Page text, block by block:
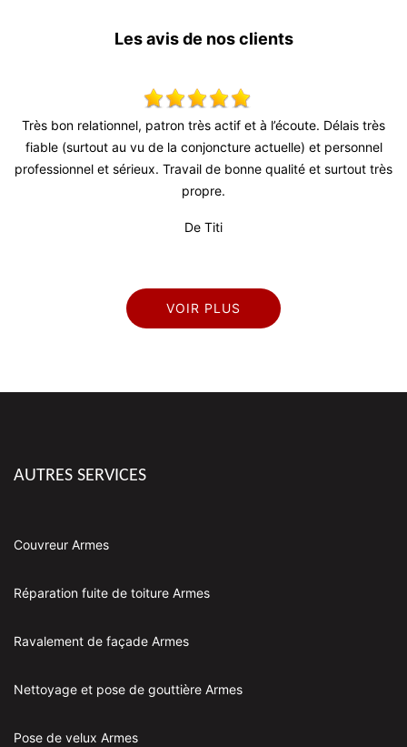
Les avis de nos clients
Très bon relationnel, patron très actif et à l’écoute. Délais très
fiable (surtout au vu de la conjoncture actuelle) et personnel
professionnel et sérieux. Travail de bonne qualité et surtout très
propre.
De Titi
VOIR PLUS
AUTRES SERVICES
Couvreur Armes
Réparation fuite de toiture Armes
Ravalement de façade Armes
Nettoyage et pose de gouttière Armes
Pose de velux Armes